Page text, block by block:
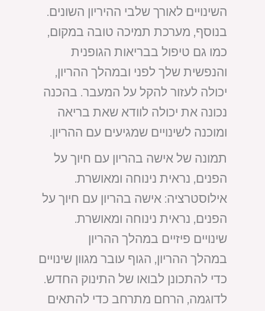
השינויים לאורך שלבי ההיריון השונים.
בנוסף, מערכת תמיכה טובה במקום,
כמו גם טיפול בבריאות הגופנית
והנפשית שלך לפני ובמהלך ההריון,
יכולה לעזור להקל על המעבר. בהכנה
נכונה את יכולה לוודא שאת בריאה
ומוכנה לשינויים שמגיעים עם ההריון.
תמונה של אישה בהריון עם חיוך על
הפנים, נראית נינוחה ומאושרת.
אילוסטרציה: אישה בהריון עם חיוך על
הפנים, נראית נינוחה ומאושרת.
שינויים פיזיים במהלך ההריון
במהלך ההריון, הגוף עובר מגוון שינויים
כדי להתכונן לבואו של התינוק החדש.
לדוגמה, הרחם מתרחב כדי להתאים